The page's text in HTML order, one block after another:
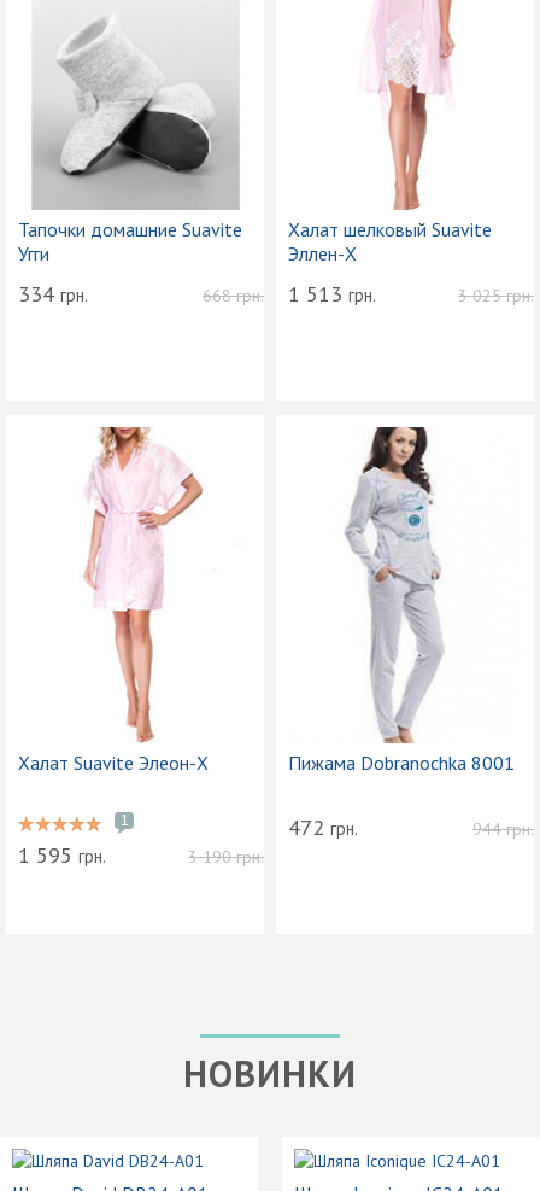
Тапочки домашние Suavite
Угги
668грн.
334 грн.
Халат шелковый Suavite
Эллен-Х
3 025грн.
1 513 грн.
Халат Suavite Элеон-Х
1
3 190грн.
1 595 грн.
Пижама Dobranochka 8001
944грн.
472 грн.
НОВИНКИ